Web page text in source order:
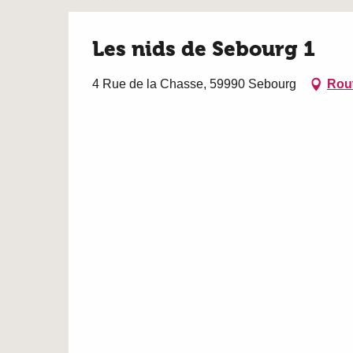
Les nids de Sebourg 1
4 Rue de la Chasse, 59990 Sebourg